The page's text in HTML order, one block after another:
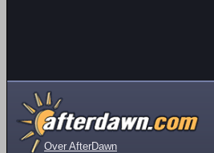
Over AfterDawn